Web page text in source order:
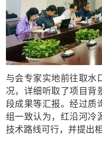
与会专家实地前往取水
况，详细听取了项目背
段成果等汇报。经过质
组一致认为，红沿河冷
技术路线可行，并提出